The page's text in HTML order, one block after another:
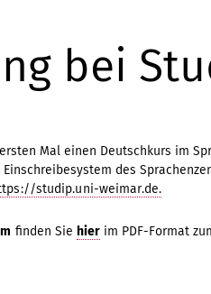
bei
Mal einen Deutschkurs im
des
studip.uni-weimar.de.
finden Sie hier im PDF-Format